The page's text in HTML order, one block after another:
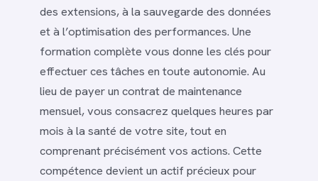
des extensions, à la sauvegarde des données
et à l’optimisation des performances. Une
formation complète vous donne les clés pour
effectuer ces tâches en toute autonomie. Au
lieu de payer un contrat de maintenance
mensuel, vous consacrez quelques heures par
mois à la santé de votre site, tout en
comprenant précisément vos actions. Cette
compétence devient un actif précieux pour